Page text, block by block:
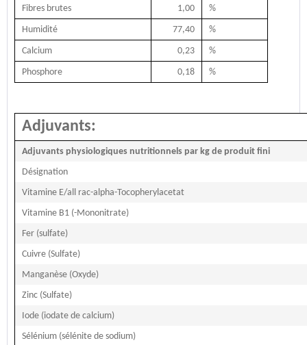
Fibres brutes 1,00 %
Humidité 77,40 %
Calcium 0,23 %
Phosphore 0,18 %
Adjuvants:
Adjuvants physiologiques nutritionnels par kg de produit fini
Désignation
Vitamine E/all rac-alpha-Tocopherylacetat
Vitamine B1 (-Mononitrate)
Fer (sulfate)
Cuivre (Sulfate)
Manganèse (Oxyde)
Zinc (Sulfate)
Iode (iodate de calcium)
Sélénium (sélénite de sodium)